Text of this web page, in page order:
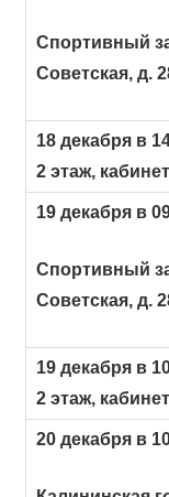
Спортивный
Советская, д.
18 декабря в
2 этаж,
19 декабря в
Спортивный
Советская, д.
19 декабря в
2 этаж,
20 декабря в